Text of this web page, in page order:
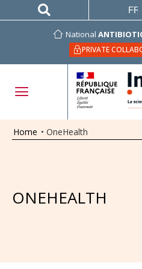
National
PRIVATE
Home • OneHealth
ONEHEALTH